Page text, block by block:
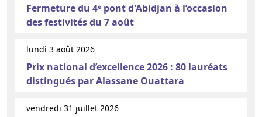
Fermeture du 4ᵉ pont d'Abidjan à l’occasion
des festivités du 7 août
lundi 3 août 2026
Prix national d’excellence 2026 : 80 lauréats
distingués par Alassane Ouattara
vendredi 31 juillet 2026